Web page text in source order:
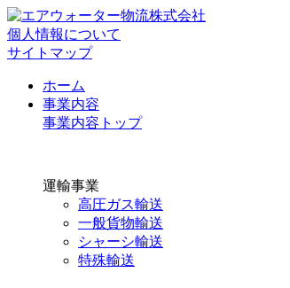
個人情報について
サイトマップ
ホーム
事業内容
事業内容トップ
運輸事業
高圧ガス輸送
一般貨物輸送
シャーシ輸送
特殊輸送